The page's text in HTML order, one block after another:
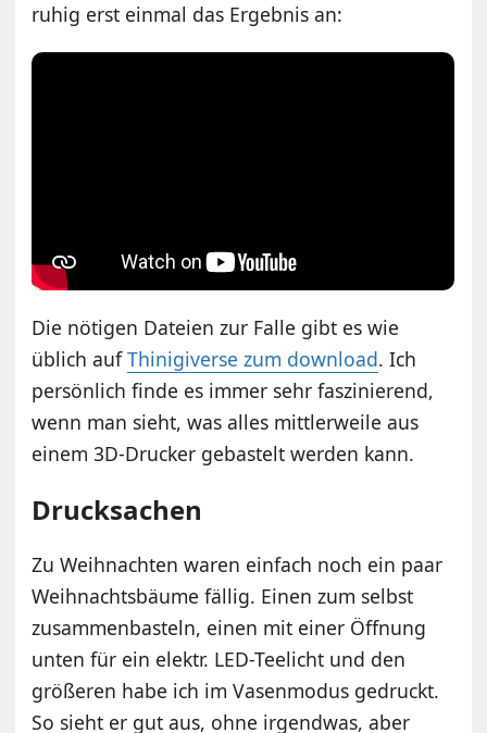
ruhig erst einmal das Ergebnis an:
Die nötigen Dateien zur Falle gibt es wie
üblich aufThinigiverse zum download. Ich
persönlich finde es immer sehr faszinierend,
wenn man sieht, was alles mittlerweile aus
einem 3D-Drucker gebastelt werden kann.
Drucksachen
Zu Weihnachten waren einfach noch ein paar
Weihnachtsbäume fällig. Einen zum selbst
zusammenbasteln, einen mit einer Öffnung
unten für ein elektr. LED-Teelicht und den
größeren habe ich im Vasenmodus gedruckt.
So sieht er gut aus, ohne irgendwas, aber